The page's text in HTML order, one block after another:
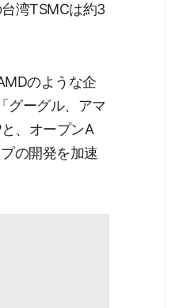
湾TSMCは約3
のような企
グーグル、アマ
、オープンA
の開発を加速